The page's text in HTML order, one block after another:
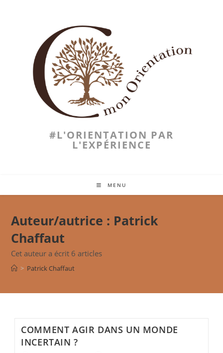
#L'ORIENTATION PAR
L'EXPÉRIENCE
MENU
Auteur/autrice : Patrick
Chaffaut
Cet auteur a écrit 6 articles
> Patrick Chaffaut
COMMENT AGIR DANS UN MONDE
INCERTAIN ?